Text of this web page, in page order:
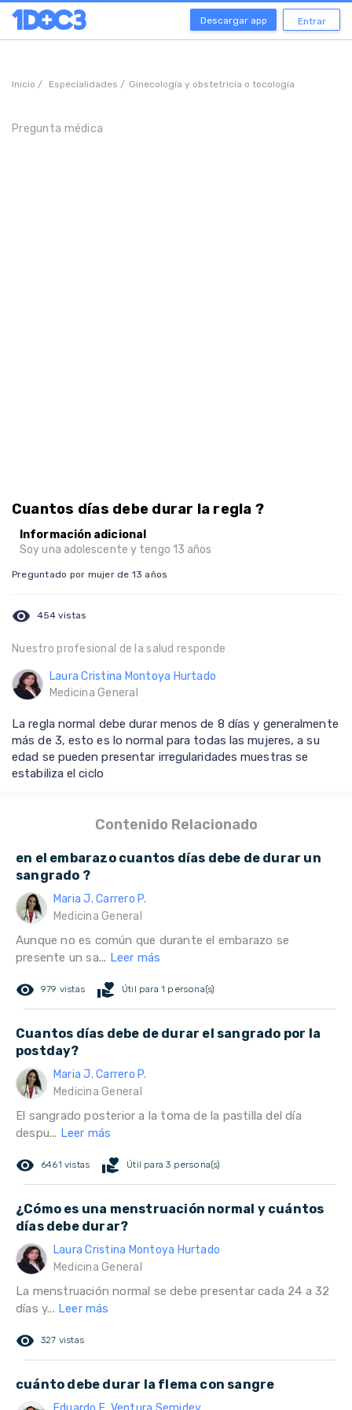
Descargar app Entrar
Inicio / Especialidades / Ginecología y obstetricia o tocología
Pregunta médica
Cuantos días debe durar la regla ?
Información adicional
Soy una adolescente y tengo 13 años
Preguntado por mujer de 13 años
visibility 454 vistas
Nuestro profesional de la salud responde
Laura Cristina Montoya Hurtado
Medicina General
La regla normal debe durar menos de 8 días y generalmente
más de 3, esto es lo normal para todas las mujeres, a su
edad se pueden presentar irregularidades muestras se
estabiliza el ciclo
Contenido Relacionado
en el embarazo cuantos días debe de durar un
sangrado ?
Maria J. Carrero P.
Medicina General
Aunque no es común que durante el embarazo se
presente un sa... Leer más
remove_red_eye 979 vistas volunteer_activism Útil para 1 persona(s)
Cuantos días debe de durar el sangrado por la
postday?
Maria J. Carrero P.
Medicina General
El sangrado posterior a la toma de la pastilla del día
despu... Leer más
remove_red_eye 6461 vistas volunteer_activism Útil para 3 persona(s)
¿Cómo es una menstruación normal y cuántos
días debe durar?
Laura Cristina Montoya Hurtado
Medicina General
La menstruación normal se debe presentar cada 24 a 32
días y... Leer más
remove_red_eye 327 vistas
cuánto debe durar la flema con sangre